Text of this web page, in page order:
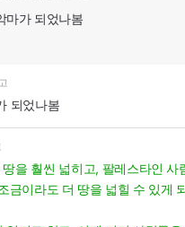
마가 되었나봄
되었나봄
을 훨씬 넓히고, 팔레스타인
금이라도 더 땅을 넓힐 수 있게